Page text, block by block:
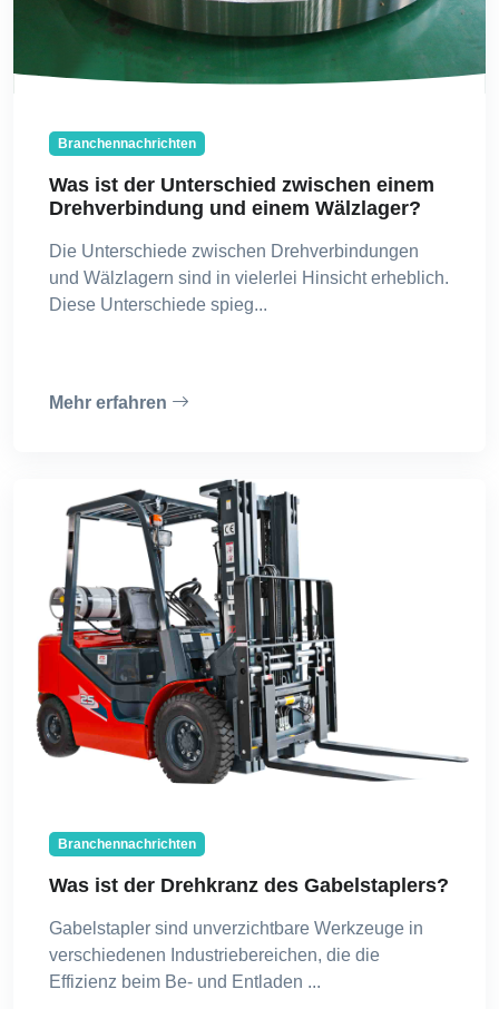
Branchennachrichten
Was ist der Unterschied zwischen einem
Drehverbindung und einem Wälzlager?
Die Unterschiede zwischen Drehverbindungen
und Wälzlagern sind in vielerlei Hinsicht erheblich.
Diese Unterschiede spieg...
Mehr erfahren
Branchennachrichten
Was ist der Drehkranz des Gabelstaplers?
Gabelstapler sind unverzichtbare Werkzeuge in
verschiedenen Industriebereichen, die die
Effizienz beim Be- und Entladen ...